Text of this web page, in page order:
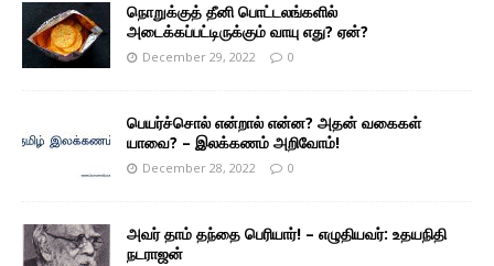
நொறுக்குத் தீனி பொட்டலங்களில்
அடைக்கப்பட்டிருக்கும் வாயு எது? ஏன்?
December 29, 2022 0
பெயர்ச்சொல் என்றால் என்ன? அதன் வகைகள்
யாவை? – இலக்கணம் அறிவோம்!
December 28, 2022 0
அவர் தாம் தந்தை பெரியார்! – எழுதியவர்: உதயநிதி
நடராஜன்